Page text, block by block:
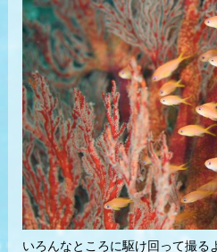
いろんなところに駆け回って撮る